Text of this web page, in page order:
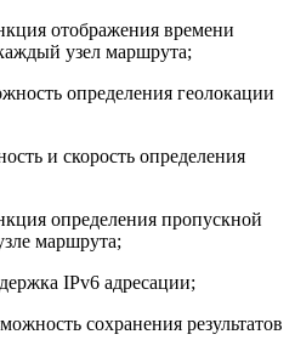
отображения времени
узел маршрута;
определения геолокации
и скорость определения
определения пропускной
маршрута;
IPv6 адресации;
сохранения результатов